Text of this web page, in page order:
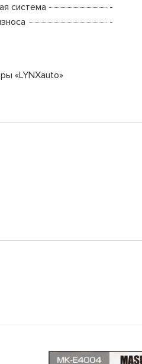
система
-
-
«LYNXauto»